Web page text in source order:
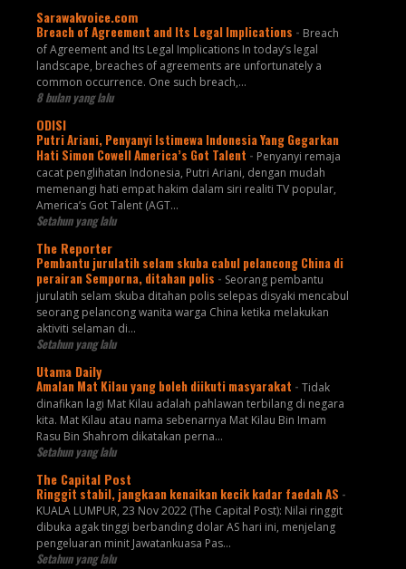
Sarawakvoice.com
Breach of Agreement and Its Legal Implications - Breach
of Agreement and Its Legal Implications In today’s legal
landscape, breaches of agreements are unfortunately a
common occurrence. One such breach,...
8 bulan yang lalu
ODISI
Putri Ariani, Penyanyi Istimewa Indonesia Yang Gegarkan
Hati Simon Cowell America’s Got Talent - Penyanyi remaja
cacat penglihatan Indonesia, Putri Ariani, dengan mudah
memenangi hati empat hakim dalam siri realiti TV popular,
America’s Got Talent (AGT...
Setahun yang lalu
The Reporter
Pembantu jurulatih selam skuba cabul pelancong China di
perairan Semporna, ditahan polis - Seorang pembantu
jurulatih selam skuba ditahan polis selepas disyaki mencabul
seorang pelancong wanita warga China ketika melakukan
aktiviti selaman di...
Setahun yang lalu
Utama Daily
Amalan Mat Kilau yang boleh diikuti masyarakat - Tidak
dinafikan lagi Mat Kilau adalah pahlawan terbilang di negara
kita. Mat Kilau atau nama sebenarnya Mat Kilau Bin Imam
Rasu Bin Shahrom dikatakan perna...
Setahun yang lalu
The Capital Post
Ringgit stabil, jangkaan kenaikan kecik kadar faedah AS -
KUALA LUMPUR, 23 Nov 2022 (The Capital Post): Nilai ringgit
dibuka agak tinggi berbanding dolar AS hari ini, menjelang
pengeluaran minit Jawatankuasa Pas...
Setahun yang lalu